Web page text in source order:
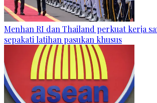
Menhan RI dan Thailand perkuat kerja
sepakati latihan pasukan khusus